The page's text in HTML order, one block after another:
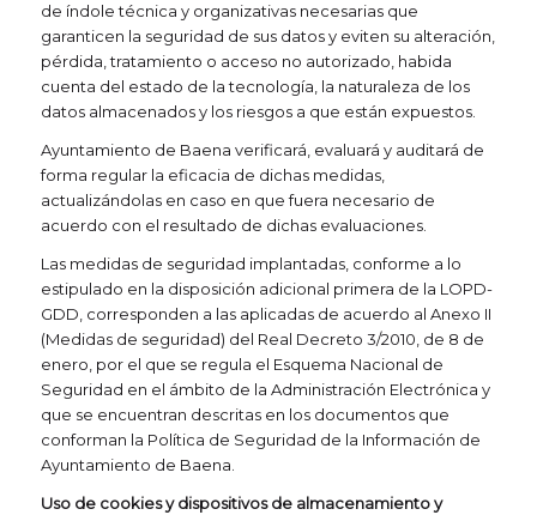
de índole técnica y organizativas necesarias que
garanticen la seguridad de sus datos y eviten su alteración,
pérdida, tratamiento o acceso no autorizado, habida
cuenta del estado de la tecnología, la naturaleza de los
datos almacenados y los riesgos a que están expuestos.
Ayuntamiento de Baena verificará, evaluará y auditará de
forma regular la eficacia de dichas medidas,
actualizándolas en caso en que fuera necesario de
acuerdo con el resultado de dichas evaluaciones.
Las medidas de seguridad implantadas, conforme a lo
estipulado en la disposición adicional primera de la LOPD-
GDD, corresponden a las aplicadas de acuerdo al Anexo II
(Medidas de seguridad) del Real Decreto 3/2010, de 8 de
enero, por el que se regula el Esquema Nacional de
Seguridad en el ámbito de la Administración Electrónica y
que se encuentran descritas en los documentos que
conforman la Política de Seguridad de la Información de
Ayuntamiento de Baena.
Uso de cookies y dispositivos de almacenamiento y